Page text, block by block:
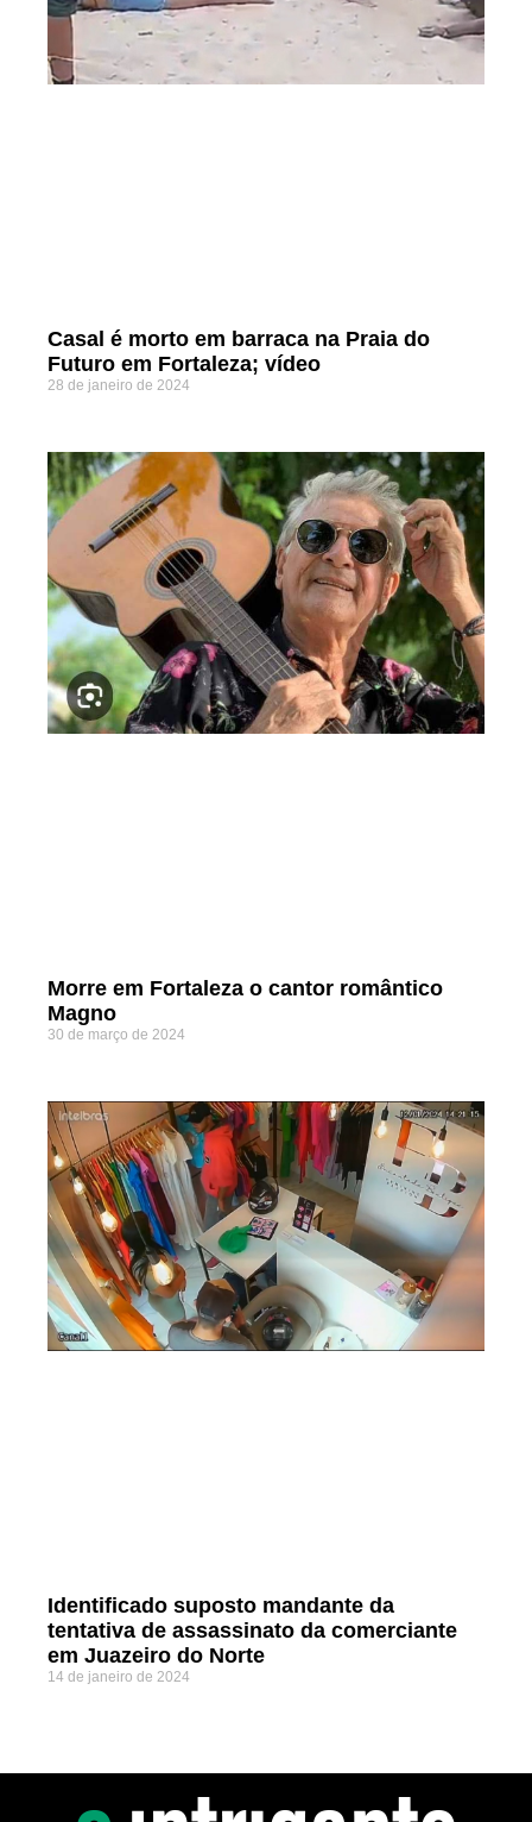
Casal é morto em barraca na Praia do
Futuro em Fortaleza; vídeo
28 de janeiro de 2024
Morre em Fortaleza o cantor romântico
Magno
30 de março de 2024
Identificado suposto mandante da
tentativa de assassinato da comerciante
em Juazeiro do Norte
14 de janeiro de 2024